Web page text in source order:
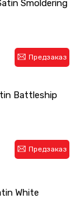
Smoldering
Предзаказ
Battleship
Предзаказ
White